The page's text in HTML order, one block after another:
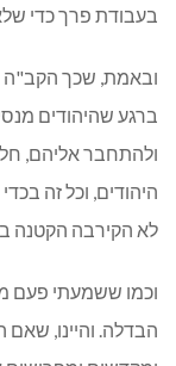
בעבודת פרך כדי
ובאמת, שכך הקב"ה
ברגע שהיהודים
ולהתחבר אליהם,
היהודים, וכל זה
לא הקירבה הקטנה
וכמו ששמעתי פעם
הבדלה. והיינו,